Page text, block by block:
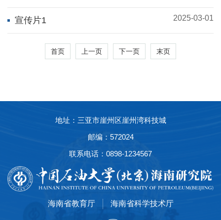
宣传片1 2025-03-01
首页 上一页 下一页 末页
地址：三亚市崖州区崖州湾科技城
邮编：572024
联系电话：0898-1234567
海南省教育厅 海南省科学技术厅